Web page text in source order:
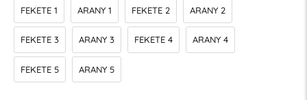
FEKETE 1 ARANY 1 FEKETE 2 ARANY 2
FEKETE 3 ARANY 3 FEKETE 4 ARANY 4
FEKETE 5 ARANY 5